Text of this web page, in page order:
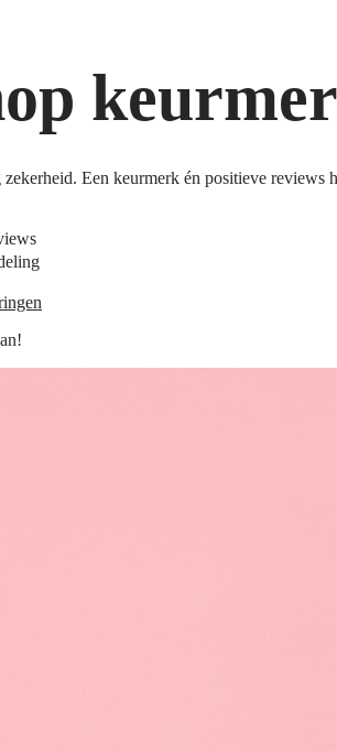
Een keurmerk én positieve